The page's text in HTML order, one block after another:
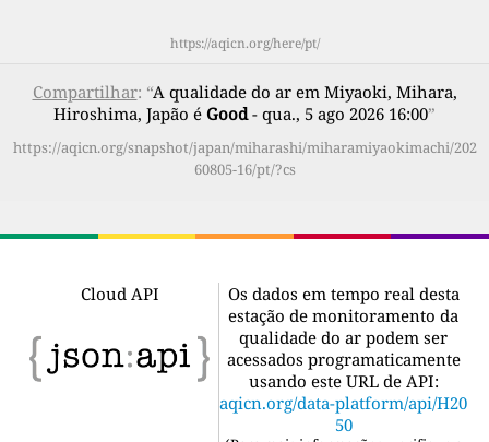
https://aqicn.org/here/pt/
Compartilhar: “A qualidade do ar em Miyaoki, Mihara,
Hiroshima, Japão é Good- qua., 5 ago 2026 16:00”
https://aqicn.org/snapshot/japan/miharashi/miharamiyaokimachi/202
60805-16/pt/?cs
Cloud API
Os dados em tempo real desta
estação de monitoramento da
qualidade do ar podem ser
acessados programaticamente
usando este URL de API:
aqicn.org/data-platform/api/H20
50